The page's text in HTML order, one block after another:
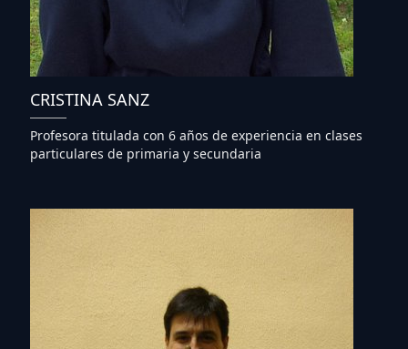
CRISTINA SANZ
Profesora titulada con 6 años de experiencia en clases
particulares de primaria y secundaria